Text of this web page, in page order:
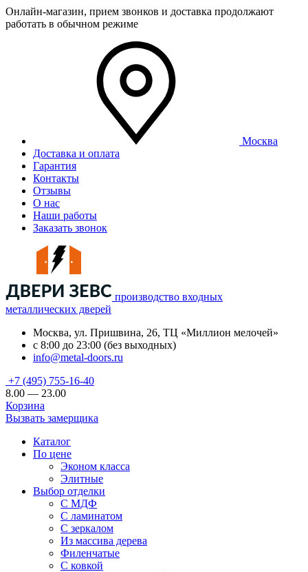
Онлайн-магазин, прием звонков и доставка продолжают
работать в обычном режиме
Москва
Доставка и оплата
Гарантия
Контакты
Отзывы
О нас
Наши работы
Заказать звонок
производство входных
металлических дверей
Москва, ул. Пришвина, 26, ТЦ «Миллион мелочей»
с 8:00 до 23:00 (без выходных)
info@metal-doors.ru
+7 (495) 755-16-40
8.00 — 23.00
Корзина
Вызвать замерщика
Каталог
По цене
Эконом класса
Элитные
Выбор отделки
С МДФ
С ламинатом
С зеркалом
Из массива дерева
Филенчатые
С ковкой